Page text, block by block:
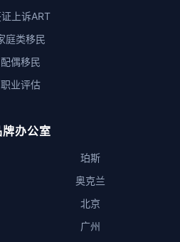
上诉ART
庭类移民
配偶移民
职业评估
牌办公室
珀斯
奥克兰
北京
广州